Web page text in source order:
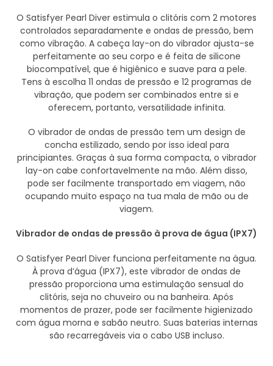
O Satisfyer Pearl Diver estimula o clitóris com 2 motores
controlados separadamente e ondas de pressão, bem
como vibração. A cabeça lay-on do vibrador ajusta-se
perfeitamente ao seu corpo e é feita de silicone
biocompatível, que é higiênico e suave para a pele.
Tens à escolha 11 ondas de pressão e 12 programas de
vibração, que podem ser combinados entre si e
oferecem, portanto, versatilidade infinita.
O vibrador de ondas de pressão tem um design de
concha estilizado, sendo por isso ideal para
principiantes. Graças à sua forma compacta, o vibrador
lay-on cabe confortavelmente na mão. Além disso,
pode ser facilmente transportado em viagem, não
ocupando muito espaço na tua mala de mão ou de
viagem.
Vibrador de ondas de pressão à prova de água (IPX7)
O Satisfyer Pearl Diver funciona perfeitamente na água.
À prova d’água (IPX7), este vibrador de ondas de
pressão proporciona uma estimulação sensual do
clitóris, seja no chuveiro ou na banheira. Após
momentos de prazer, pode ser facilmente higienizado
com água morna e sabão neutro. Suas baterias internas
são recarregáveis via o cabo USB incluso.